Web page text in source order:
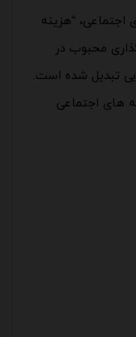
“هزینه
محبوب در
تبدیل شده است.
های اجتماعی